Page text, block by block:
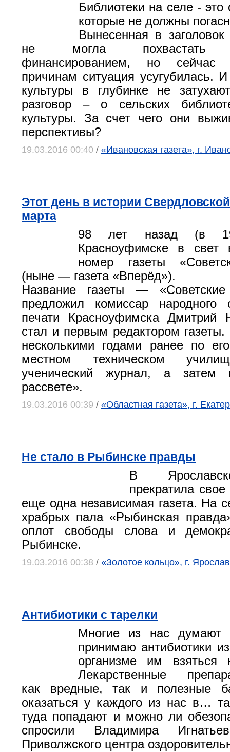
Библиотеки на селе - это
которые не должны
Вынесенная в
не могла похвастать
финансированием, но
причинам ситуация усугубилась.
культуры в глубинке не
разговор – о сельских
культуры. За счет чего они
перспективы?
19.03.2016 00:40 / «Ивановская газета», г.
Этот день в истории
марта
98 лет назад (в
Красноуфимске в
номер газеты
(ныне — газета «Вперёд»).
Название газеты —
предложил комиссар народного
печати Красноуфимска
стал и первым редактором газеты.
несколькими годами ранее по
местном техническом
ученичес­кий журнал, а затем
рассвете».
19.03.2016 00:39 / «Областная газета», г.
Не стало в Рыбинске правды
В
прекратила
еще одна независимая газета. На
храбрых пала «Рыбинская
оплот свободы слова и
Рыбинске.
19.03.2016 00:38 / «Золотое кольцо», г.
Антибиотики с тарелки
Многие из нас
принимаю антибиотики
организме им взяться
Лекарственные
как вредные, так и полезные
оказаться у каждого из нас в…
туда попадают и можно ли
спросили Владимира
Приволжского центра